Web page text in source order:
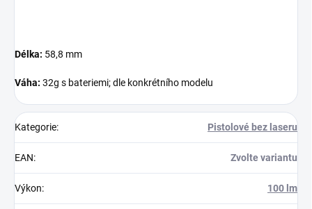
Délka: 58,8 mm
Váha: 32g s bateriemi; dle konkrétního modelu
Kategorie: Pistolové bez laseru
EAN: Zvolte variantu
Výkon: 100 lm